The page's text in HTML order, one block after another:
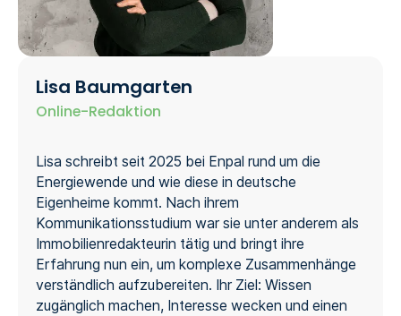
Lisa Baumgarten
Online-Redaktion
Lisa schreibt seit 2025 bei Enpal rund um die
Energiewende und wie diese in deutsche
Eigenheime kommt. Nach ihrem
Kommunikationsstudium war sie unter anderem als
Immobilienredakteurin tätig und bringt ihre
Erfahrung nun ein, um komplexe Zusammenhänge
verständlich aufzubereiten. Ihr Ziel: Wissen
zugänglich machen, Interesse wecken und einen